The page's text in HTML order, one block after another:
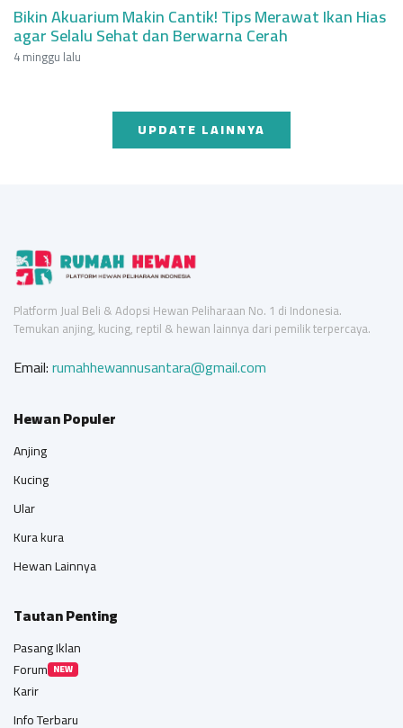
Bikin Akuarium Makin Cantik! Tips Merawat Ikan Hias
agar Selalu Sehat dan Berwarna Cerah
4 minggu lalu
UPDATE LAINNYA
Platform Jual Beli & Adopsi Hewan Peliharaan No. 1 di Indonesia.
Temukan anjing, kucing, reptil & hewan lainnya dari pemilik terpercaya.
Email:rumahhewannusantara@gmail.com
Hewan Populer
Anjing
Kucing
Ular
Kura kura
Hewan Lainnya
Tautan Penting
Pasang Iklan
Forum NEW
Karir
Info Terbaru